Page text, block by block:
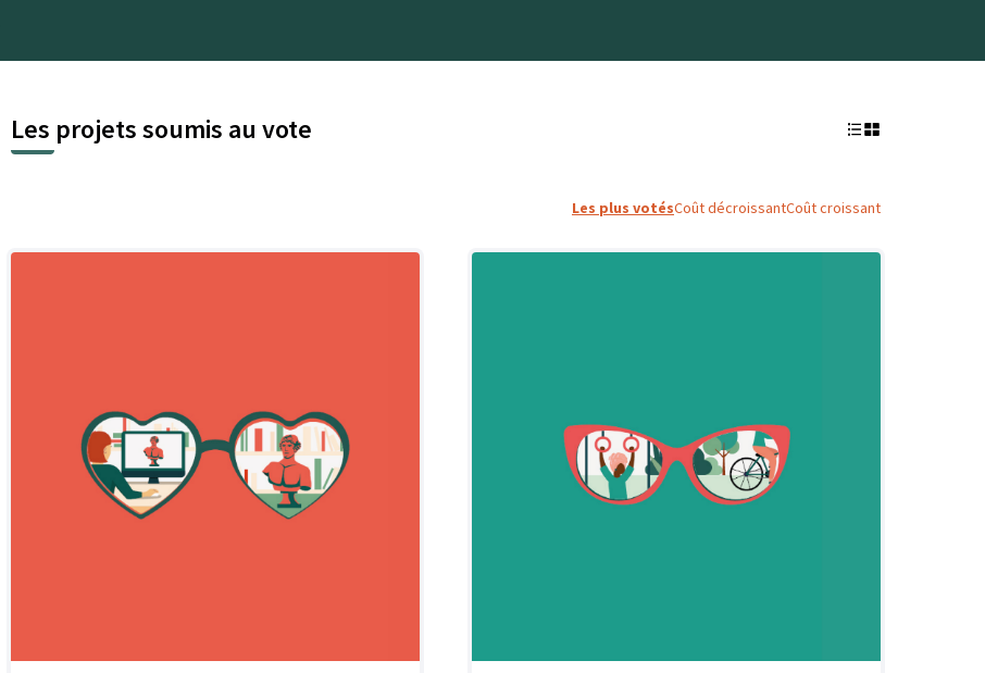
Les projets soumis au vote
Les plus votésCoût décroissantCoût croissant